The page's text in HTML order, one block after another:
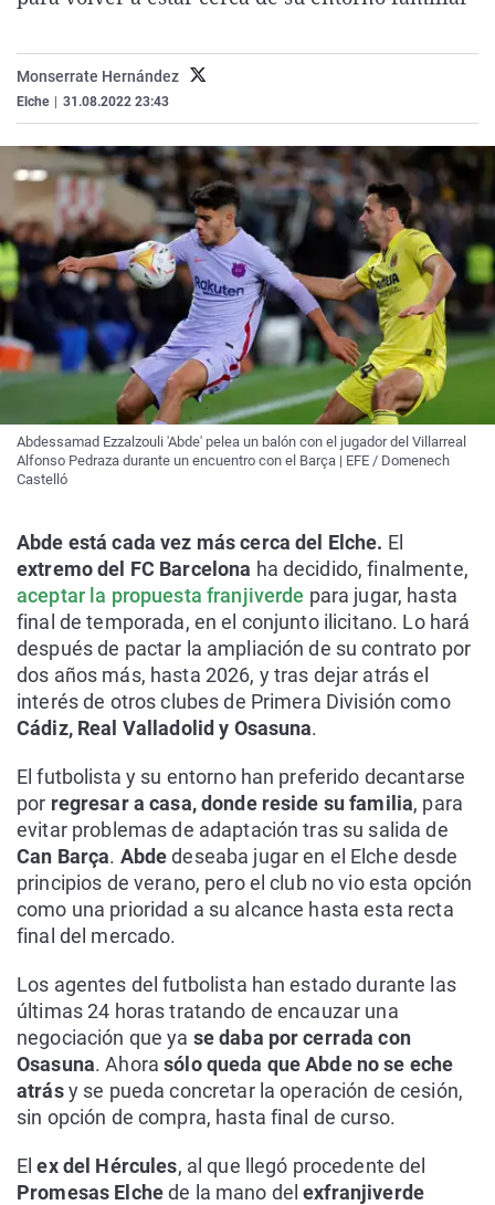
Gente viajera
Retornados
Galicia
País Vasco
Televisión
Monserrate Hernández
Elche 31.08.2022 23:43
Abdessamad Ezzalzouli 'Abde' pelea un balón con el jugador del Villarreal
Alfonso Pedraza durante un encuentro con el Barça | EFE / Domenech
Castelló
Abde está cada vez más cerca del Elche. El
extremo del FC Barcelona ha decidido, finalmente,
aceptar la propuesta franjiverde para jugar, hasta
final de temporada, en el conjunto ilicitano. Lo hará
después de pactar la ampliación de su contrato por
dos años más, hasta 2026, y tras dejar atrás el
interés de otros clubes de Primera División como
Cádiz, Real Valladolid y Osasuna.
El futbolista y su entorno han preferido decantarse
por regresar a casa, donde reside su familia, para
evitar problemas de adaptación tras su salida de
Can Barça. Abdedeseaba jugar en el Elche desde
principios de verano, pero el club no vio esta opción
como una prioridad a su alcance hasta esta recta
final del mercado.
Los agentes del futbolista han estado durante las
últimas 24 horas tratando de encauzar una
negociación que ya se daba por cerrada con
Osasuna. Ahorasólo queda que Abde no se eche
atrásy se pueda concretar la operación de cesión,
sin opción de compra, hasta final de curso.
Elex del Hércules, al que llegó procedente del
Promesas Elchede la mano delexfranjiverde